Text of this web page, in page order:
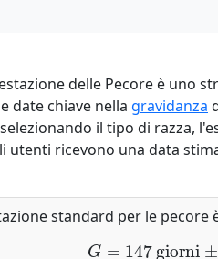
delle Pecore è uno
date chiave nella gravidanza
il tipo di razza,
utenti ricevono una data
standard per le pecore
G =147giorni±